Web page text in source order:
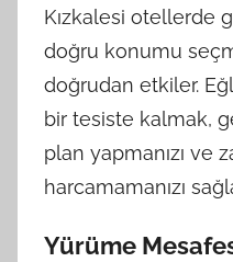
Kızkalesi otellerde
doğru konumu
doğrudan etkiler.
bir tesiste kalmak,
plan yapmanızı ve
harcamamanızı
Yürüme